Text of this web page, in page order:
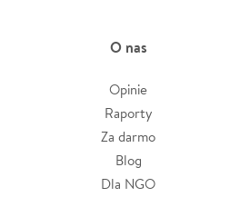
O nas
Opinie
Raporty
Za darmo
Blog
Dla NGO